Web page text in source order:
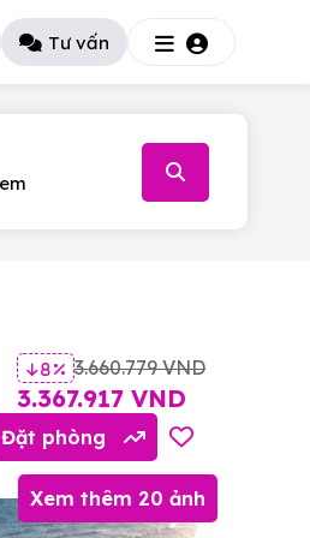
Tư vấn
8 % 3.660.779 VND
3.367.917 VND
Đặt phòng
Xem thêm 20 ảnh